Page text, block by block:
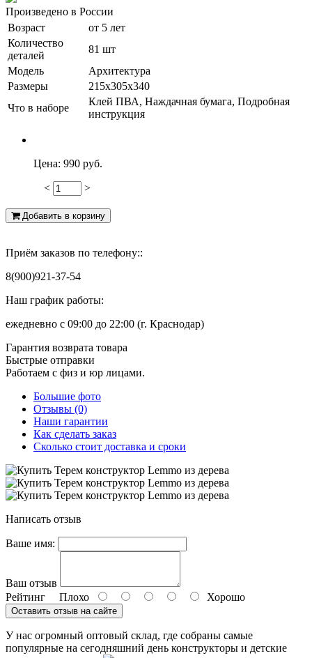
Произведено в России
Возраст
от 5 лет
Количество
деталей
81 шт
Модель
Архитектура
Размеры
215х305х340
Что в наборе
Клей ПВА, Наждачная бумага, Подробная
инструкция
Цена: 990 руб.
< >
Добавить в корзину
Приём заказов по телефону::
8(900)921-37-54
Наш график работы:
ежедневно с 09:00 до 22:00 (г. Краснодар)
Гарантия возврата товара
Быстрые отправки
Работаем с физ и юр лицами.
Большие фото
Отзывы (0)
Наши гарантии
Как сделать заказ
Сколько стоит доставка и сроки
Написать отзыв
Ваше имя:
Ваш отзыв
Рейтинг Плохо Хорошо
Оставить отзыв на сайте
У нас огромный оптовый склад, где собраны самые
популярные на сегодняшний день конструкторы и детские